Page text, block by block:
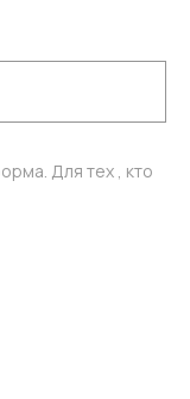
Для тех , кто